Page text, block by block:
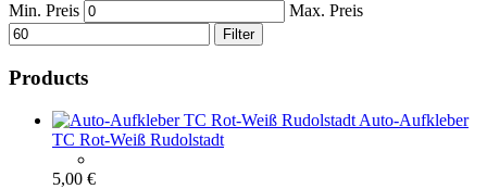
Min. Preis Max. Preis
Filter
Products
Auto-Aufkleber
TC Rot-Weiß Rudolstadt
5,00 €